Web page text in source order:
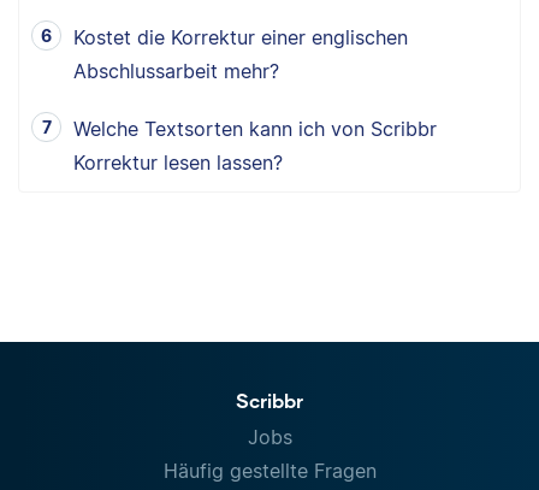
Kostet die Korrektur einer englischen
Abschlussarbeit mehr?
Welche Textsorten kann ich von Scribbr
Korrektur lesen lassen?
Scribbr
Jobs
Häufig gestellte Fragen